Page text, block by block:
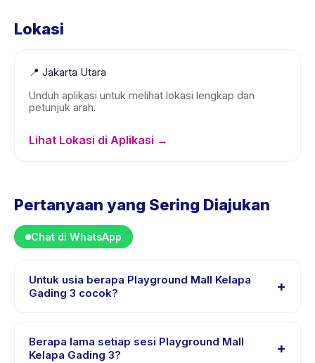
Lokasi
📍 Jakarta Utara
Unduh aplikasi untuk melihat lokasi lengkap dan
petunjuk arah.
Lihat Lokasi di Aplikasi →
Pertanyaan yang Sering Diajukan
Chat di WhatsApp
Untuk usia berapa Playground Mall Kelapa
Gading 3 cocok?
+
usia 1 sampai 16 tahun. Instruktur menyesuaikan
program untuk berbagai tingkat kemampuan dalam
Berapa lama setiap sesi Playground Mall
Kelapa Gading 3?
+